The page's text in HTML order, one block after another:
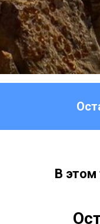
В этом